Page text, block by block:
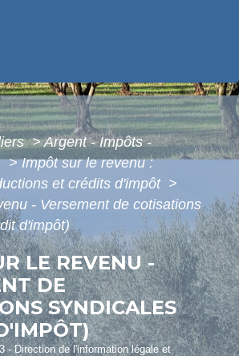
> Argent - Impôts -
> Impôt sur le revenu :
et crédits d'impôt >
- Versement de cotisations
d'impôt)
LE REVENU -
DE
SYNDICALES
- Direction de l'information légale et